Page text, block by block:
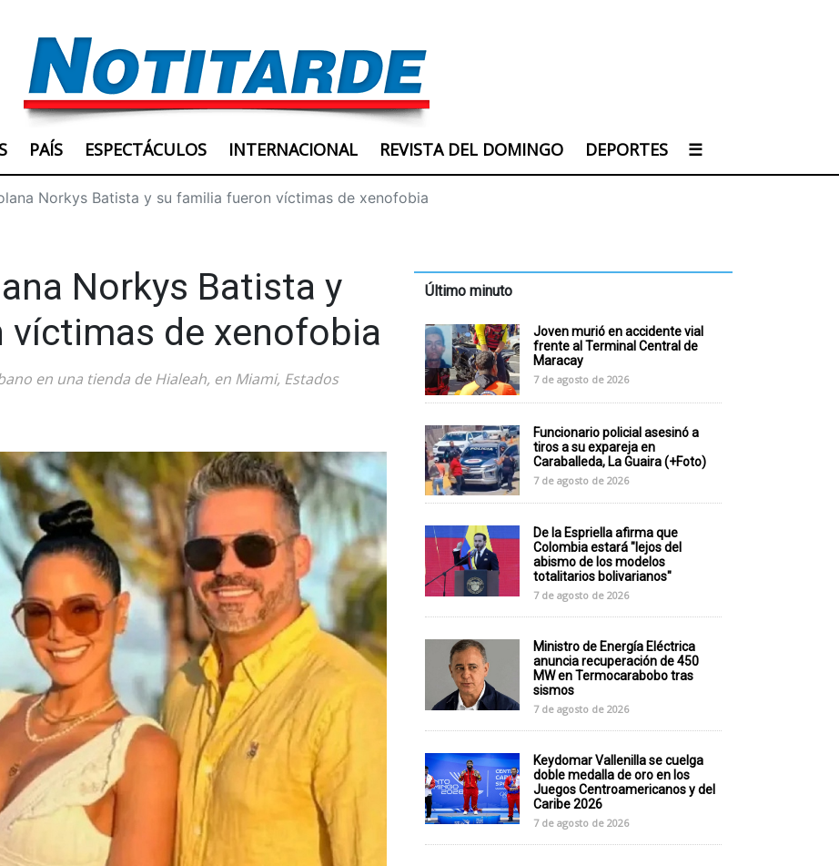
PAÍS ESPECTÁCULOS INTERNACIONAL REVISTA DEL DOMINGO DEPORTES ☰
Norkys Batista y su familia fueron víctimas de xenofobia
Norkys Batista y
de xenofobia
en una tienda de Hialeah, en Miami, Estados
Último minuto
Joven murió en accidente vial
frente al Terminal Central de
Maracay
7 de agosto de 2026
Funcionario policial asesinó a
tiros a su expareja en
Caraballeda, La Guaira (+Foto)
7 de agosto de 2026
De la Espriella afirma que
Colombia estará "lejos del
abismo de los modelos
totalitarios bolivarianos"
7 de agosto de 2026
Ministro de Energía Eléctrica
anuncia recuperación de 450
MW en Termocarabobo tras
sismos
7 de agosto de 2026
Keydomar Vallenilla se cuelga
doble medalla de oro en los
Juegos Centroamericanos y del
Caribe 2026
7 de agosto de 2026